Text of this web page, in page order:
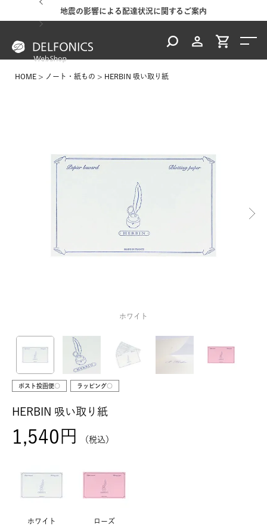
地震の影響による配達状況に関するご案内
HOME ノート・紙もの HERBIN 吸い取り紙
ホワイト
ポスト投函便○ ラッピング○
HERBIN 吸い取り紙
1,540 税込
ホワイト ローズ